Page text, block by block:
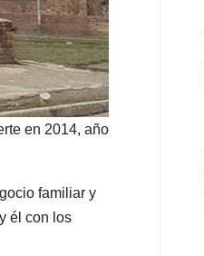
en 2014, año
familiar y
él con los